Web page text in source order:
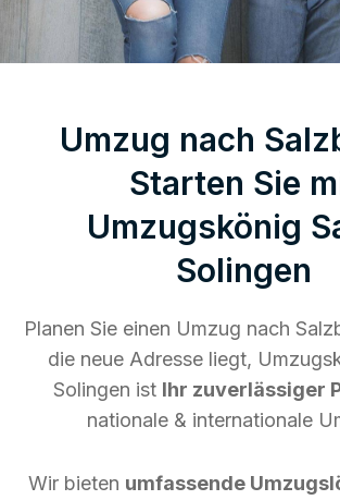
Umzug nach
Starten Sie
Umzugskönig
Solingen
Planen Sie einen Umzug nach
die neue Adresse liegt,
Solingen ist Ihr zuverlässiger
nationale & internationale
Wir bieten umfassende